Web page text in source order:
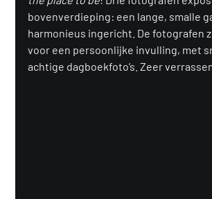
bovenverdieping: een lange, smalle
harmonieus ingericht. De fotografen
voor een persoonlijke invulling, met
achtige dagboekfoto’s. Zeer